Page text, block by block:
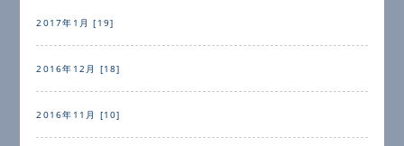
2017年1月 [19]
2016年12月 [18]
2016年11月 [10]